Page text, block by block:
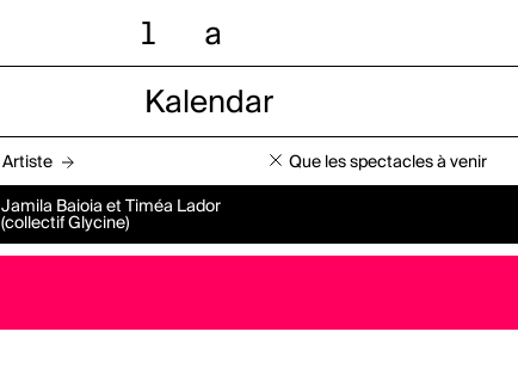
l a
Kalendar
Artiste Que les spectacles à venir
Jamila Baioia et Timéa Lador
(collectif Glycine)